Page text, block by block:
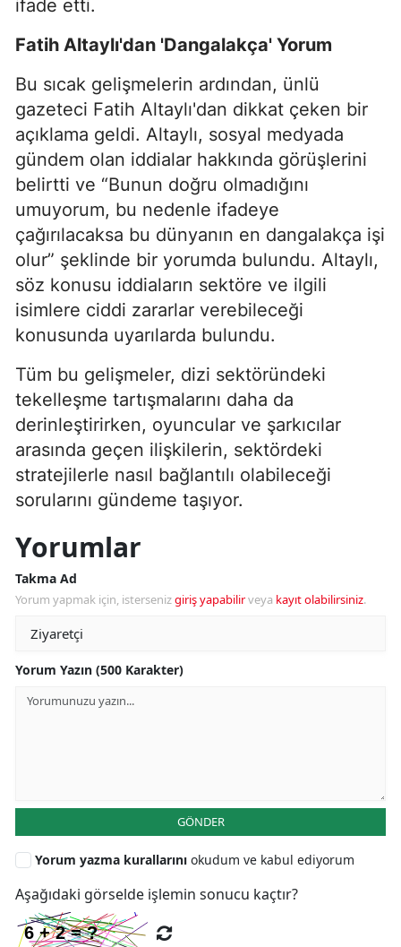
ifade etti.
Fatih Altaylı'dan 'Dangalakça' Yorum
Bu sıcak gelişmelerin ardından, ünlü
gazeteci Fatih Altaylı'dan dikkat çeken bir
açıklama geldi. Altaylı, sosyal medyada
gündem olan iddialar hakkında görüşlerini
belirtti ve “Bunun doğru olmadığını
umuyorum, bu nedenle ifadeye
çağırılacaksa bu dünyanın en dangalakça işi
olur” şeklinde bir yorumda bulundu. Altaylı,
söz konusu iddiaların sektöre ve ilgili
isimlere ciddi zararlar verebileceği
konusunda uyarılarda bulundu.
Tüm bu gelişmeler, dizi sektöründeki
tekelleşme tartışmalarını daha da
derinleştirirken, oyuncular ve şarkıcılar
arasında geçen ilişkilerin, sektördeki
stratejilerle nasıl bağlantılı olabileceği
sorularını gündeme taşıyor.
Yorumlar
Takma Ad
Yorum yapmak için, istersenizgiriş yapabilirveya kayıt olabilirsiniz.
Yorum Yazın (500 Karakter)
GÖNDER
Yorum yazma kurallarını okudum ve kabul ediyorum
Aşağıdaki görselde işlemin sonucu kaçtır?